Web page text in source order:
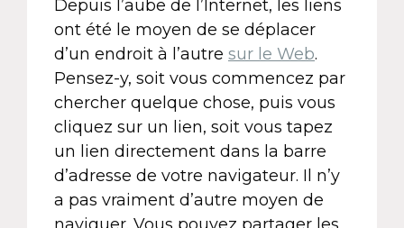
Depuis l’aube de l’Internet, les liens
ont été le moyen de se déplacer
d’un endroit à l’autre sur le Web.
Pensez-y, soit vous commencez par
chercher quelque chose, puis vous
cliquez sur un lien, soit vous tapez
un lien directement dans la barre
d’adresse de votre navigateur. Il n’y
a pas vraiment d’autre moyen de